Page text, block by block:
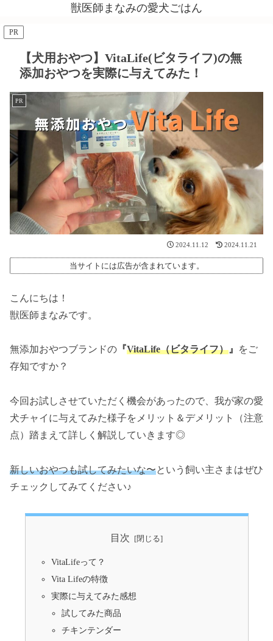
獣医師まなみの愛犬ごはん
PR
【犬用おやつ】VitaLife(ビタライフ)の無
添加おやつを実際に与えてみた！
PR
2024.11.12 2024.11.21
当サイトには広告が含まれています。
こんにちは！
獣医師まなみです。
無添加おやつブランドの 『VitaLife（ビタライフ） 』
をご
存知ですか？
今回お試しさせていただく機会があったので、我が家の愛
犬チャイに与えてみた様子をメリット＆デメリット（注意
点）踏まえて詳しく解説していきます◎
新しいおやつも試してみたいな〜という飼い主さまはぜひ
チェックしてみてください♪
目次
VitaLifeって？
Vita Lifeの特徴
実際に与えてみた感想
試してみた商品
チキンテンダー